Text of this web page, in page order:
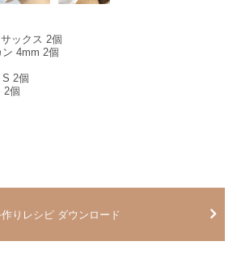
ックス 2個
ン 4mm 2個
S 2個
2個
りレシピ ダウンロード